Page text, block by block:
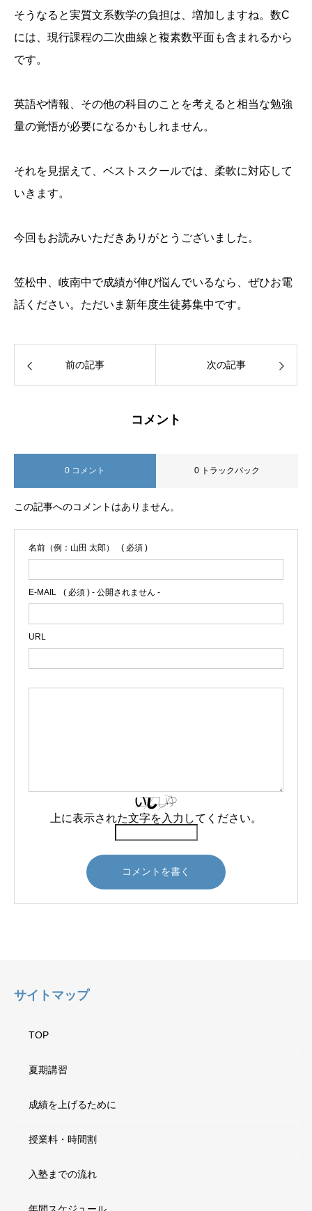
そうなると実質文系数学の負担は、増加しますね。数C
には、現行課程の二次曲線と複素数平面も含まれるから
です。
英語や情報、その他の科目のことを考えると相当な勉強
量の覚悟が必要になるかもしれません。
それを見据えて、ベストスクールでは、柔軟に対応して
いきます。
今回もお読みいただきありがとうございました。
笠松中、岐南中で成績が伸び悩んでいるなら、ぜひお電
話ください。ただいま新年度生徒募集中です。
前の記事 次の記事
コメント
0 コメント 0 トラックバック
この記事へのコメントはありません。
名前（例：山田 太郎） ( 必須 )
E-MAIL ( 必須 ) - 公開されません -
URL
上に表示された文字を入力してください。
サイトマップ
TOP
夏期講習
成績を上げるために
授業料・時間割
入塾までの流れ